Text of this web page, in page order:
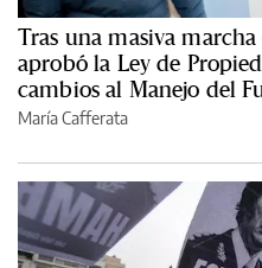
Tras una masiva
aprobó la Ley de
cambios al Manejo del
María Cafferata